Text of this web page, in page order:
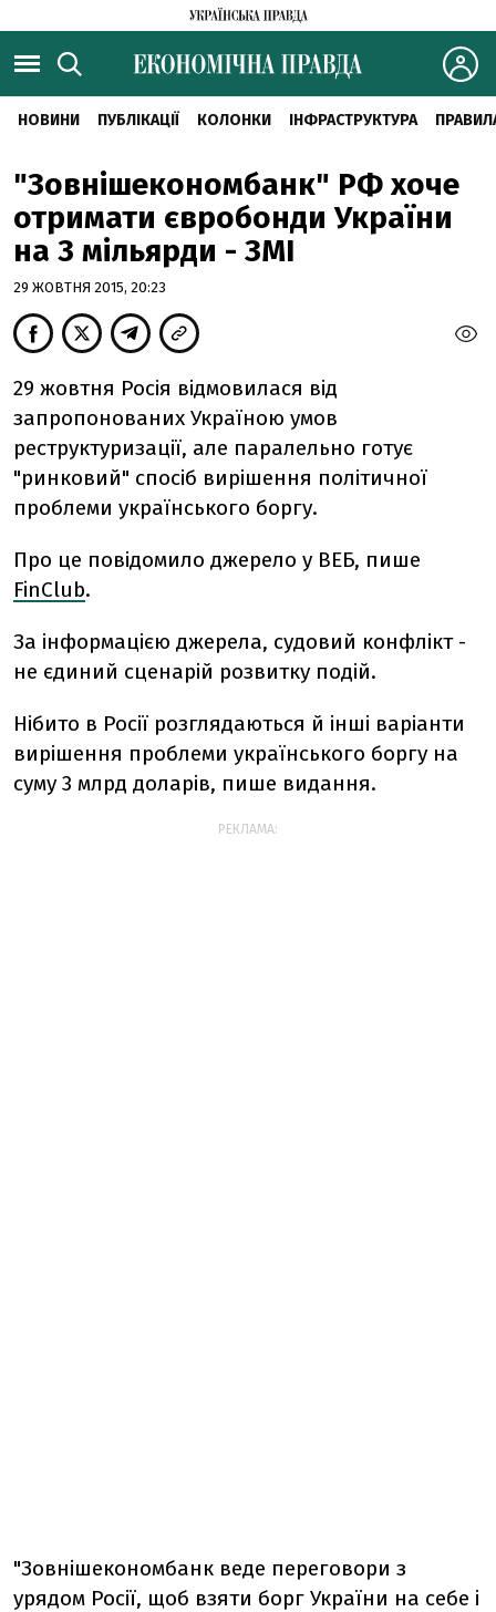
НОВИНИ ПУБЛІКАЦІЇ КОЛОНКИ ІНФРАСТРУКТУРА
"Зовнішекономбанк" РФ хоче
отримати євробонди України
на 3 мільярди - ЗМІ
29 ЖОВТНЯ 2015, 20:23
29 жовтня Росія відмовилася від
запропонованих Україною умов
реструктуризації, але паралельно готує
"ринковий" спосіб вирішення політичної
проблеми українського боргу.
Про це повідомило джерело у ВЕБ, пише
FinClub.
За інформацією джерела, судовий конфлікт -
не єдиний сценарій розвитку подій.
Нібито в Росії розглядаються й інші варіанти
вирішення проблеми українського боргу на
суму 3 млрд доларів, пише видання.
РЕКЛАМА:
"Зовнішекономбанк веде переговори з
урядом Росії, щоб взяти борг України на себе і